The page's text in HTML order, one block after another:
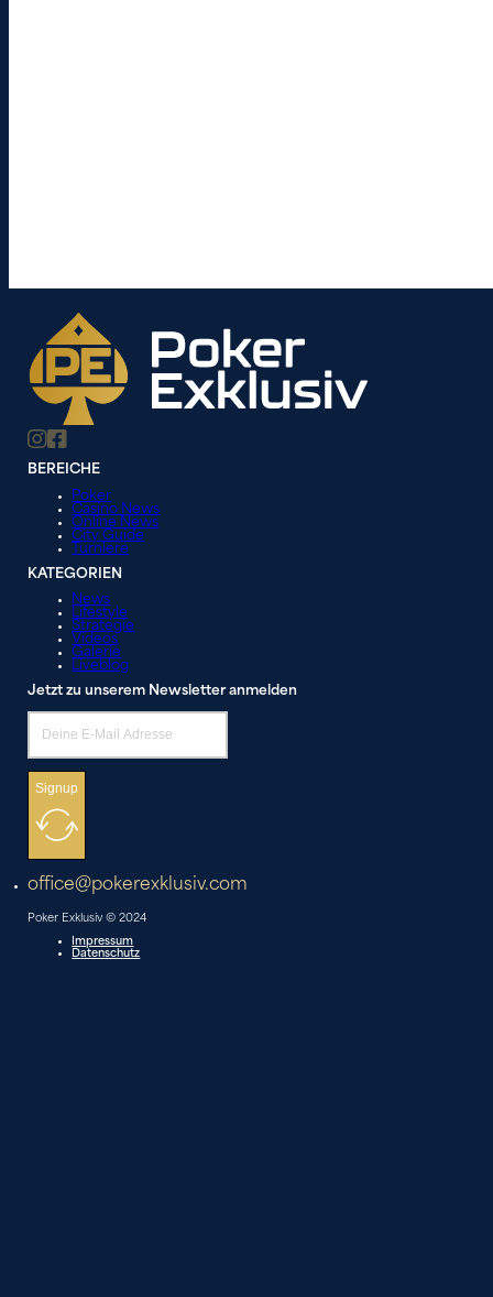
BEREICHE
Poker
Casino News
Online News
City Guide
Turniere
KATEGORIEN
News
Lifestyle
Strategie
Videos
Galerie
Liveblog
Jetzt zu unserem Newsletter anmelden
Signup
office@pokerexklusiv.com
Poker Exklusiv © 2024
Impressum
Datenschutz